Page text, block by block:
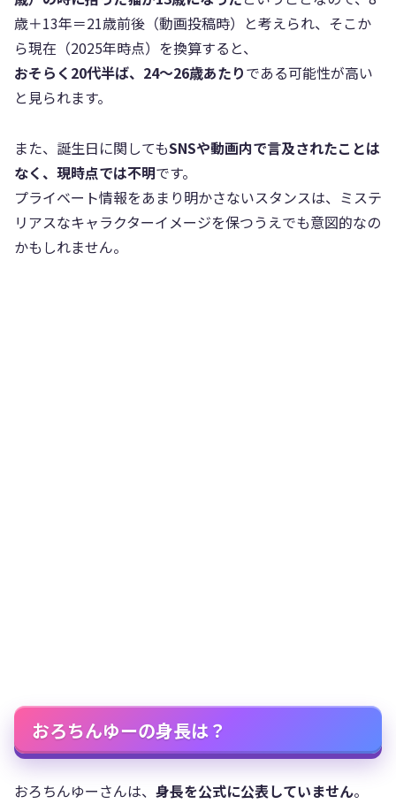
歳＋13年＝21歳前後（動画投稿時）と考えられ、そこか
ら現在（2025年時点）を換算すると、
おそらく20代半ば、24〜26歳あたりである可能性が高い
と見られます。
また、誕生日に関してもSNSや動画内で言及されたことは
なく、現時点では不明です。
プライベート情報をあまり明かさないスタンスは、ミステ
リアスなキャラクターイメージを保つうえでも意図的なの
かもしれません。
おろちんゆーの身長は？
おろちんゆーさんは、 身長を公式に公表していません。